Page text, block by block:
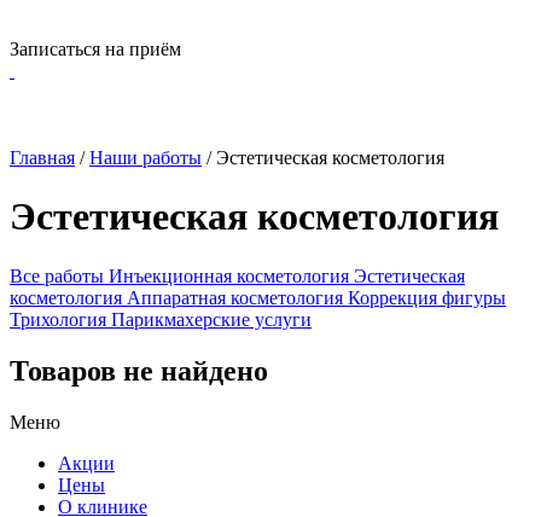
Записаться на приём
Главная /Наши работы /Эстетическая косметология
Эстетическая косметология
Все работы Инъекционная косметология Эстетическая
косметология Аппаратная косметология Коррекция фигуры
Трихология Парикмахерские услуги
Товаров не найдено
Меню
Акции
Цены
О клинике